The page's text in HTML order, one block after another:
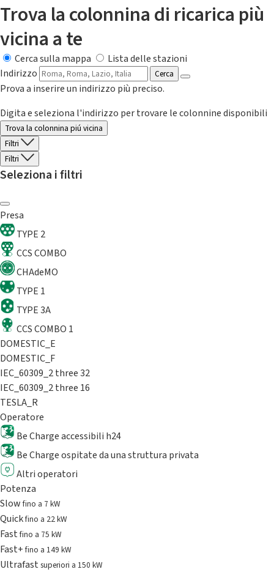
Trova la colonnina di ricarica più
vicina a te
Cerca sulla mappa
Lista delle stazioni
Indirizzo
Cerca
Prova a inserire un indirizzo più preciso.
Digita e seleziona l'indirizzo per trovare le colonnine disponibili
Trova la colonnina piú vicina
Filtri
Filtri
Seleziona i filtri
Presa
TYPE 2
CCS COMBO
CHAdeMO
TYPE 1
TYPE 3A
CCS COMBO 1
DOMESTIC_E
DOMESTIC_F
IEC_60309_2 three 32
IEC_60309_2 three 16
TESLA_R
Operatore
Be Charge accessibili h24
Be Charge ospitate da una struttura privata
Altri operatori
Potenza
Slowfino a 7 kW
Quickfino a 22 kW
Fastfino a 75 kW
Fast+fino a 149 kW
Ultrafast superiori a 150 kW